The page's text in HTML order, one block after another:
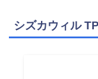
シズカウィル